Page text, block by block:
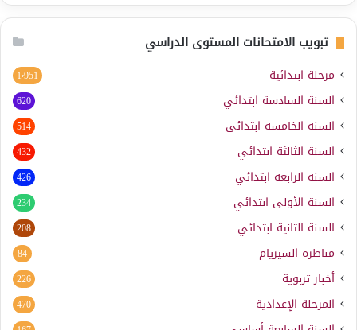
تبويب الامتحانات المستوى الدراسي
مرحلة ابتدائية 1٬951
السنة السادسة ابتدائي 620
السنة الخامسة ابتدائي 514
السنة الثالثة ابتدائي 432
السنة الرابعة ابتدائي 426
السنة الأولى ابتدائي 234
السنة الثانية ابتدائي 208
مناظرة السيزيام 84
أخبار تربوية 226
المرحلة الإعدادية 470